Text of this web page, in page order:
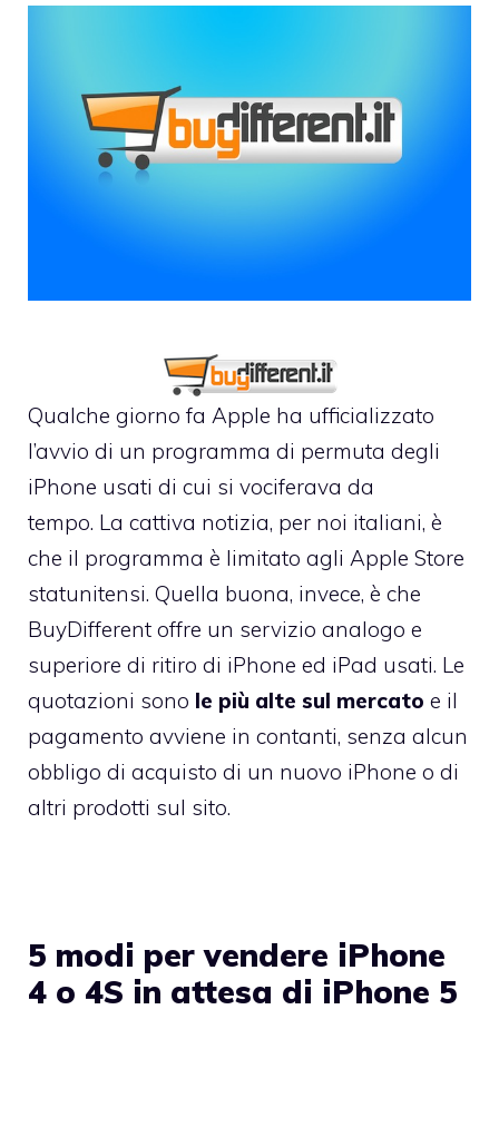
Qualche giorno fa Apple ha ufficializzato
l’avvio di un programma di permuta degli
iPhone usati di cui si vociferava da
tempo. La cattiva notizia, per noi italiani, è
che il programma è limitato agli Apple Store
statunitensi. Quella buona, invece, è che
BuyDifferent offre un servizio analogo e
superiore di ritiro di iPhone ed iPad usati. Le
quotazioni sono le più alte sul mercato e il
pagamento avviene in contanti, senza alcun
obbligo di acquisto di un nuovo iPhone o di
altri prodotti sul sito.
5 modi per vendere iPhone
4 o 4S in attesa di iPhone 5